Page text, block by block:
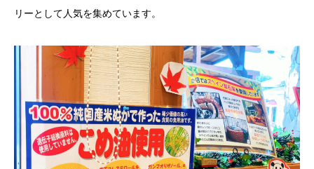
リーとして人気を集めています。